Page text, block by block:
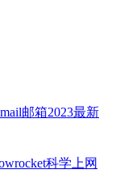
邮箱2023最新
科学上网